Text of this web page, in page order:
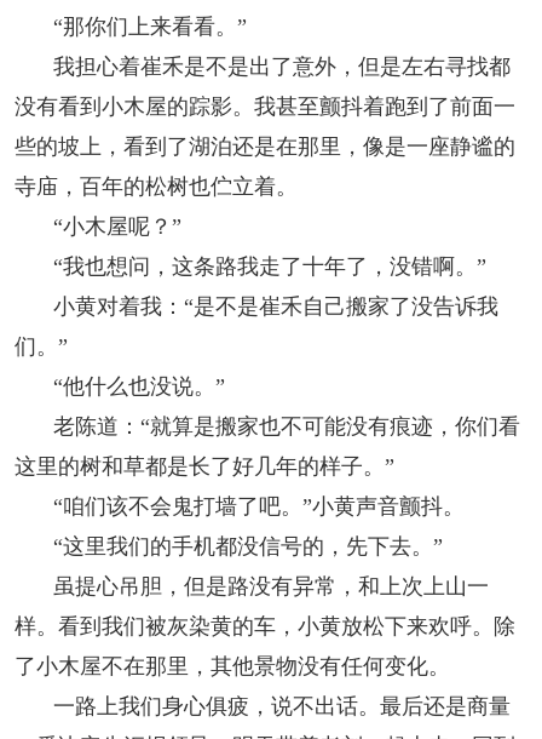
“那你们上来看看。”
我担心着崔禾是不是出了意外，但是左右寻找都
没有看到小木屋的踪影。我甚至颤抖着跑到了前面一
些的坡上，看到了湖泊还是在那里，像是一座静谧的
寺庙，百年的松树也伫立着。
“小木屋呢？”
“我也想问，这条路我走了十年了，没错啊。”
小黄对着我：“是不是崔禾自己搬家了没告诉我
们。”
“他什么也没说。”
老陈道：“就算是搬家也不可能没有痕迹，你们看
这里的树和草都是长了好几年的样子。”
“咱们该不会鬼打墙了吧。”小黄声音颤抖。
“这里我们的手机都没信号的，先下去。”
虽提心吊胆，但是路没有异常，和上次上山一
样。看到我们被灰染黄的车，小黄放松下来欢呼。除
了小木屋不在那里，其他景物没有任何变化。
一路上我们身心俱疲，说不出话。最后还是商量